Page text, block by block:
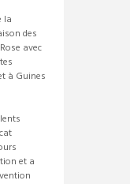
la
des
avec
à Guines
et a